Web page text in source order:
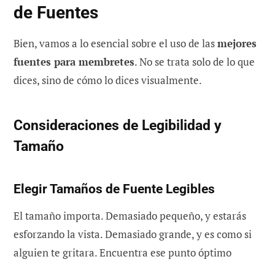
de Fuentes
Bien, vamos a lo esencial sobre el uso de lasmejores
fuentes para membretes. No se trata solo de lo que
dices, sino de cómo lo dices visualmente.
Consideraciones de Legibilidad y
Tamaño
Elegir Tamaños de Fuente Legibles
El tamaño importa. Demasiado pequeño, y estarás
esforzando la vista. Demasiado grande, y es como si
alguien te gritara. Encuentra ese punto óptimo